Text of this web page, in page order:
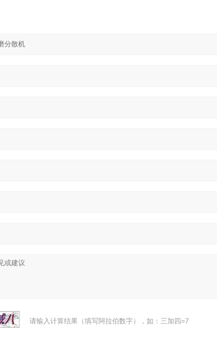
请输入计算结果（填写阿拉伯数字），如：三加四=7